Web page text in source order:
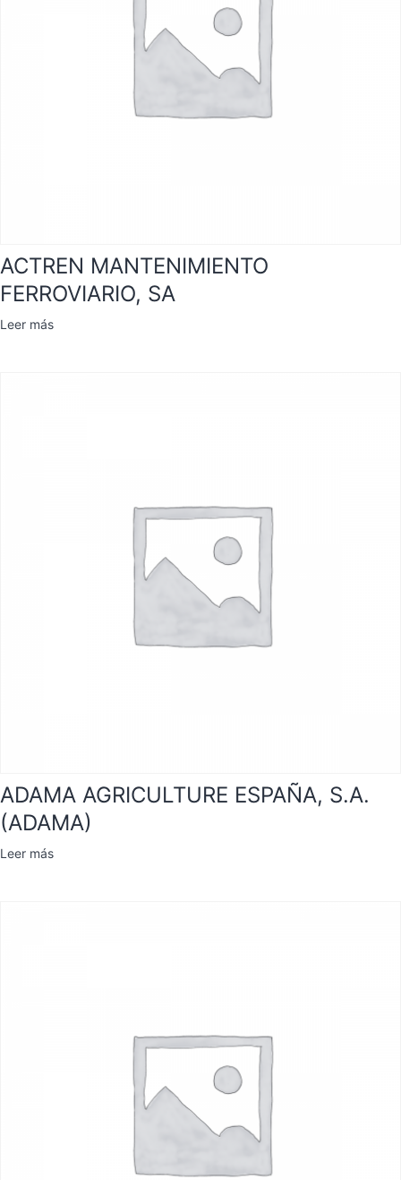
ACTREN MANTENIMIENTO
FERROVIARIO, SA
Leer más
ADAMA AGRICULTURE ESPAÑA, S.A.
(ADAMA)
Leer más